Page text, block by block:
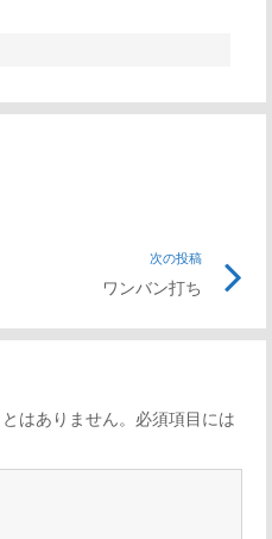
次の投稿
ワンバン打ち
はありません。必須項目には